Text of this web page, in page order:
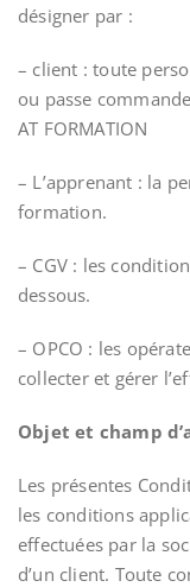
désigner par :
– client : toute
ou passe
AT FORMATION
– L’apprenant : la
formation.
– CGV : les
dessous.
– OPCO : les
collecter et gérer
Objet et champ
Les présentes
les conditions
effectuées par la
d’un client. Toute